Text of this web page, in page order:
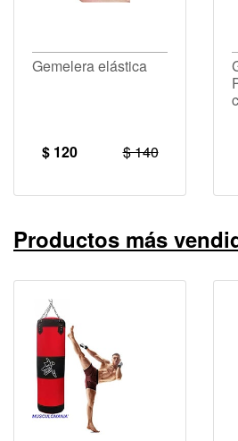
Gemelera elástica
$ 120 $ 140
Productos más